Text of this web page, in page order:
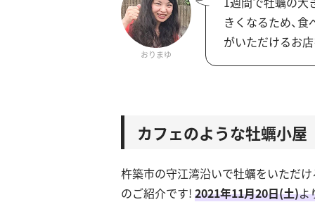
おりまゆ
きくなるため、
がいただけるお
カフェのような牡蠣小屋
杵築市の守江湾沿いで牡蠣をいただけ
のご紹介です! 2021年11月20日(土)よ